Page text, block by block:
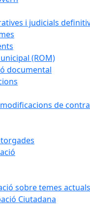
i judicials
(ROM)
documental
de
sobre temes
Ciutadana